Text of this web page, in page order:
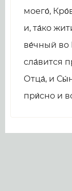
моего́,
и, та́ко
ве́чный во
сла́вится
Отца́, и
при́сно и